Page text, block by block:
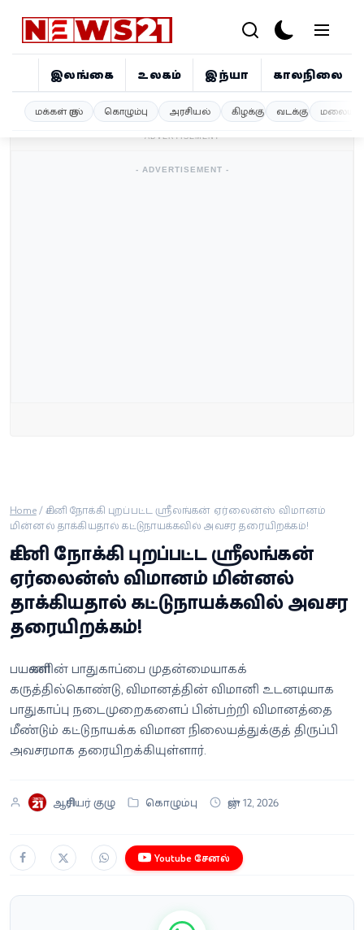
இலங்கை உலகம் இந்தியா காலநிலை
மக்கள் குரல் கொழும்பு அரசியல் கிழக்கு வடக்கு
இலங்கை
வெப்ஸ்டோரி
தமிழ்
- ADVERTISEMENT -
- ADVERTISEMENT -
Home/சிட்னி நோக்கி புறப்பட்ட ஸ்ரீலங்கன் ஏர்லைன்ஸ் விமானம்
மின்னல் தாக்கியதால் கட்டுநாயக்கவில் அவசர தரையிறக்கம்!
சிட்னி நோக்கி புறப்பட்ட ஸ்ரீலங்கன்
ஏர்லைன்ஸ் விமானம் மின்னல்
தாக்கியதால் கட்டுநாயக்கவில் அவசர
தரையிறக்கம்!
பயணிகளின் பாதுகாப்பை முதன்மையாகக்
கருத்தில்கொண்டு, விமானத்தின் விமானி உடனடியாக
பாதுகாப்பு நடைமுறைகளைப் பின்பற்றி விமானத்தை
மீண்டும் கட்டுநாயக்க விமான நிலையத்துக்குத் திருப்பி
அவசரமாக தரையிறக்கியுள்ளார்.
ஆசிரியர் குழு கொழும்பு ஜுன் 12, 2026
Youtube சேனல்